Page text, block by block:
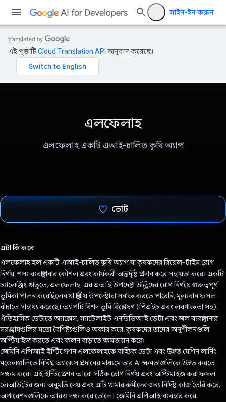
সাইন-ইন করুন
এই পৃষ্ঠাটিCloud Translation API অনুবাদ করেছে।
এলফেলাহ
এলফেলাহ একটি এআই-চালিত কৃষি অ্যাপ
ভোট
এটা কি করে
এলফেলাহ হল একটি এআই-চালিত কৃষি অ্যাপ যা কৃষকদের রিয়েল-টাইম রোগ
নির্ণয়, শস্য ব্যবস্থাপনার কৌশল এবং কার্যকরী অন্তর্দৃষ্টি প্রদান করে সহায়তা করে। একটি
চ্যালেঞ্জিং ঋতুতে, এলফেলাহ-এর এআই উপদেষ্টা উদ্ভিদের রোগ নির্ণয়ে গুরুত্বপূর্ণ
ভূমিকা পালন করেছিলেন যা স্থানীয় উপদেষ্টারা সনাক্ত করতে পারেনি, মূল্যবান ফসল
বাঁচাতে সাহায্য করেছে। অ্যাপটি বিশদ ভূমি বিশ্লেষণ (পিএইচ এবং লবণাক্ততা সহ),
ঐতিহাসিক ডেটাতে অ্যাক্সেস, স্যাটেলাইট এনডিভিআই ডেটা এবং জল ব্যবস্থাপনার
সরঞ্জামগুলির মতো বৈশিষ্ট্যগুলিও অফার করে, কৃষকদের তাদের অনুশীলনগুলি
অপ্টিমাইজ করতে এবং ফলন বাড়াতে ক্ষমতায়ন করে৷
জেমিনি এপিআই ইন্টিগ্রেশন এলফেলাহকে বাহ্যিক ডেটা এবং উন্নত মেশিন লার্নিং
মডেলগুলিতে নির্বিঘ্ন অ্যাক্সেস প্রদানের মাধ্যমে তার AI ক্ষমতাগুলিকে উন্নত করতে
সক্ষম করে। এই ইন্টিগ্রেশন আরো সঠিক রোগ নির্ণয় এবং অপ্টিমাইজ করা ফসল
লেআউটের জন্য অনুমতি দেয় এবং এটি খামার কর্মীদের জন্য নির্দিষ্ট কাজ তৈরি করে,
অপারেশনগুলিকে আরও দক্ষ করে তোলে। জেমিনি এপিআই ব্যবহার করে,